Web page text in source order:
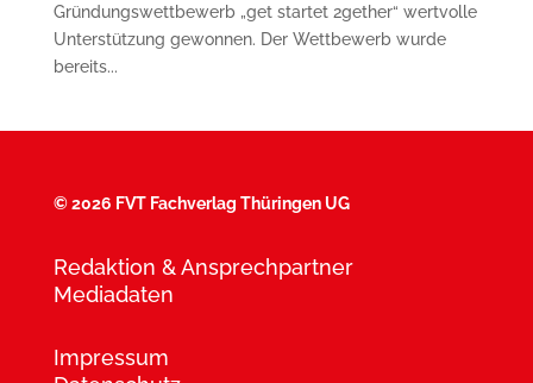
Gründungswettbewerb „get startet 2gether“ wertvolle
Un­ter­stützung gewonnen. Der Wett­be­werb wurde
bereits...
©2026 FVT Fachverlag Thüringen UG
Redaktion & Ansprechpartner
Mediadaten
Impressum